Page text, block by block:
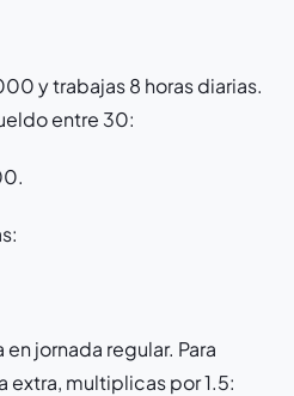
y trabajas 8 horas diarias.
entre 30:
jornada regular. Para
extra, multiplicas por 1.5: